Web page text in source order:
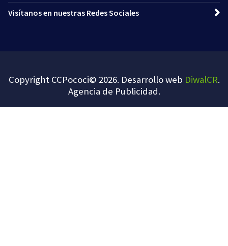
Visítanos en nuestras Redes Sociales
Copyright CCPococi© 2026. Desarrollo web DiwalCR.
Agencia de Publicidad.